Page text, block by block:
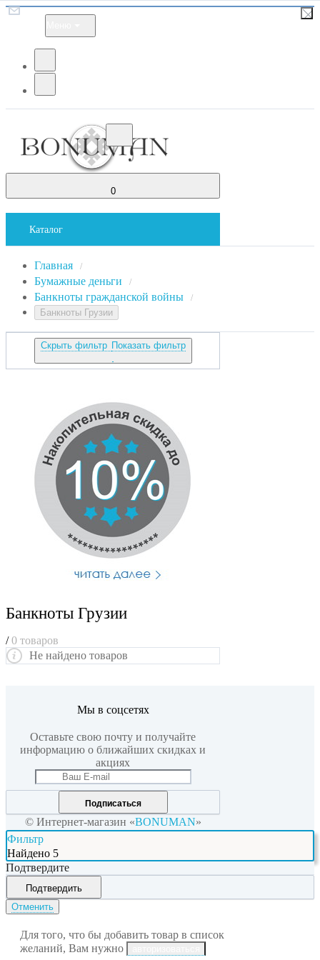
0
Каталог
Главная /
Бумажные деньги /
Банкноты гражданской войны /
Банкноты Грузии
Скрыть фильтр Показать фильтр
Банкноты Грузии
/ 0 товаров
Не найдено товаров
Мы в соцсетях
Оставьте свою почту и получайте
информацию о ближайших скидках и
акциях
Подписаться
© Интернет-магазин «BONUMAN»
Фильтр
Найдено 5
Подтвердите
Подтвердить
Отменить
Для того, что бы добавить товар в список
желаний, Вам нужно